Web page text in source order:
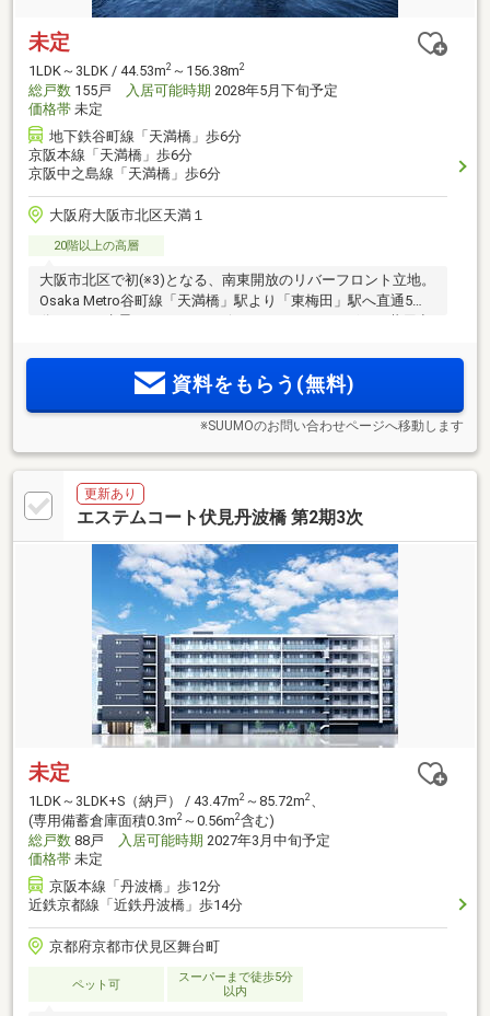
未定
1LDK～3LDK / 44.53m2 ～156.38m2
総戸数 155戸 入居可能時期 2028年5月下旬予定
価格帯 未定
地下鉄谷町線「天満橋」歩6分
京阪本線「天満橋」歩6分
京阪中之島線「天満橋」歩6分
大阪府大阪市北区天満１
20階以上の高層
大阪市北区で初(※3)となる、南東開放のリバーフロント立地。
Osaka Metro谷町線「天満橋」駅より「東梅田」駅へ直通5
ントリー受付中】
資料をもらう(無料)
※SUUMOのお問い合わせページへ移動します
更新あり
エステムコート伏見丹波橋 第2期3次
未定
1LDK～3LDK+S（納戸） / 43.47m2 ～85.72m2、
(専用備蓄倉庫面積0.3m2 ～0.56m2含む)
総戸数 88戸 入居可能時期 2027年3月中旬予定
価格帯 未定
京阪本線「丹波橋」歩12分
近鉄京都線「近鉄丹波橋」歩14分
京都府京都市伏見区舞台町
ペット可
スーパーまで徒歩5分
以内